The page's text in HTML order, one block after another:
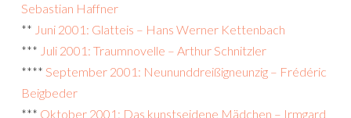
Sebastian Haffner
** Juni 2001: Glatteis – Hans Werner Kettenbach
*** Juli 2001: Traumnovelle – Arthur Schnitzler
**** September 2001: Neununddreißigneunzig – Frédéric
Beigbeder
*** Oktober 2001: Das kunstseidene Mädchen – Irmgard